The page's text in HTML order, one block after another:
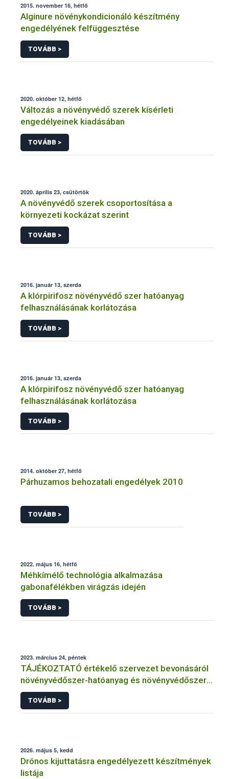
2015. november 16, hétfő
Alginure növénykondicionáló készítmény
engedélyének felfüggesztése
TOVÁBB >
2020. október 12, hétfő
Változás a növényvédő szerek kísérleti
engedélyeinek kiadásában
TOVÁBB >
2020. április 23, csütörtök
A növényvédő szerek csoportosítása a
környezeti kockázat szerint
TOVÁBB >
2016. január 13, szerda
A klórpirifosz növényvédő szer hatóanyag
felhasználásának korlátozása
TOVÁBB >
2016. január 13, szerda
A klórpirifosz növényvédő szer hatóanyag
felhasználásának korlátozása
TOVÁBB >
2014. október 27, hétfő
Párhuzamos behozatali engedélyek 2010
TOVÁBB >
2022. május 16, hétfő
Méhkímélő technológia alkalmazása
gabonafélékben virágzás idején
TOVÁBB >
2023. március 24, péntek
TÁJÉKOZTATÓ értékelő szervezet bevonásáról
növényvédőszer-hatóanyag és növényvédőszer
engedélyezésére, továbbá a meglévő engedély
meghosszabbítására vagy módosítására irányuló
eljárásba
TOVÁBB >
2026. május 5, kedd
Drónos kijuttatásra engedélyezett készítmények
listája